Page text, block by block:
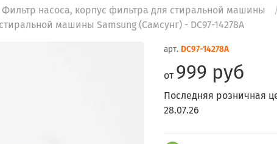
Фильтр насоса, корпус фильтра для стиральной машины
машины Samsung (Самсунг) - DC97-14278A
арт. DC97-14278A
от 999 руб
Последняя розничная
28.07.26